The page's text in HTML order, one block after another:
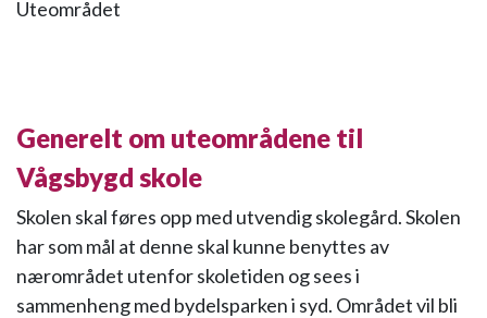
Uteområdet
Generelt om uteområdene til
Vågsbygd skole
Skolen skal føres opp med utvendig skolegård. Skolen
har som mål at denne skal kunne benyttes av
nærområdet utenfor skoletiden og sees i
sammenheng med bydelsparken i syd. Området vil bli